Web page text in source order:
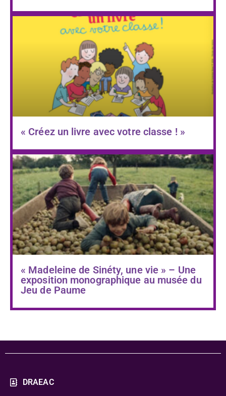
« Créez un livre avec votre classe ! »
« Madeleine de Sinéty, une vie » – Une
exposition monographique au musée du
Jeu de Paume
DRAEAC